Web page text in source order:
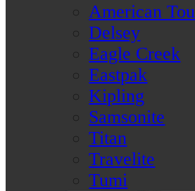
American
Delsey
Eagle Creek
Eastpak
Kipling
Samsonite
Titan
Travelite
Tumi